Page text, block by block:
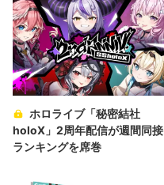
ホロライブ「秘密結社
holoX」2周年配信が週間同接
ランキングを席巻